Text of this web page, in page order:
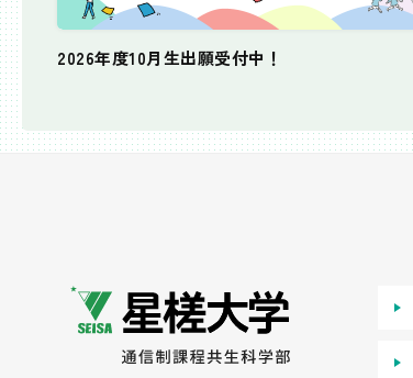
2026年度10月生出願受付中！
個別相談会